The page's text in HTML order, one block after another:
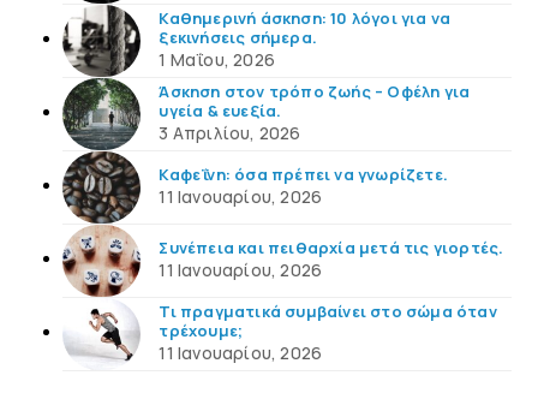
Καθημερινή άσκηση: 10 λόγοι για να
ξεκινήσεις σήμερα.
1 Μαΐου, 2026
Άσκηση στον τρόπο ζωής – Οφέλη για
υγεία & ευεξία.
3 Απριλίου, 2026
Καφεΐνη: όσα πρέπει να γνωρίζετε.
11 Ιανουαρίου, 2026
Συνέπεια και πειθαρχία μετά τις γιορτές.
11 Ιανουαρίου, 2026
Τι πραγματικά συμβαίνει στο σώμα όταν
τρέχουμε;
11 Ιανουαρίου, 2026